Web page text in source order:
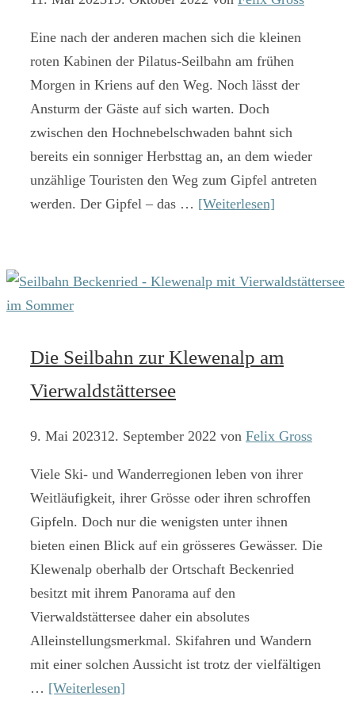
Eine nach der anderen machen sich die kleinen
roten Kabinen der Pilatus-Seilbahn am frühen
Morgen in Kriens auf den Weg. Noch lässt der
Ansturm der Gäste auf sich warten. Doch
zwischen den Hochnebelschwaden bahnt sich
bereits ein sonniger Herbsttag an, an dem wieder
unzählige Touristen den Weg zum Gipfel antreten
werden. Der Gipfel – das … [Weiterlesen]
Die Seilbahn zur Klewenalp am
Vierwaldstättersee
9. Mai 202312. September 2022 von Felix Gross
Viele Ski- und Wanderregionen leben von ihrer
Weitläufigkeit, ihrer Grösse oder ihren schroffen
Gipfeln. Doch nur die wenigsten unter ihnen
bieten einen Blick auf ein grösseres Gewässer. Die
Klewenalp oberhalb der Ortschaft Beckenried
besitzt mit ihrem Panorama auf den
Vierwaldstättersee daher ein absolutes
Alleinstellungsmerkmal. Skifahren und Wandern
mit einer solchen Aussicht ist trotz der vielfältigen
… [Weiterlesen]